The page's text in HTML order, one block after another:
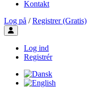
Kontakt
Log på / Registrer (Gratis)
Toggle user menu
Log ind
Registrér